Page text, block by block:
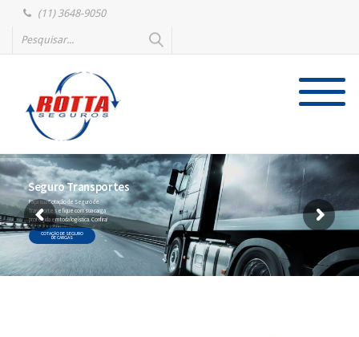
(11) 3648-9050
Seguro Transportes
Faça sua Cotação de Seguro de
Transportes e fique com sua carga
protegida em toda logística. Confira!
COTAÇÃO DE SEGURO
DE CARGAS